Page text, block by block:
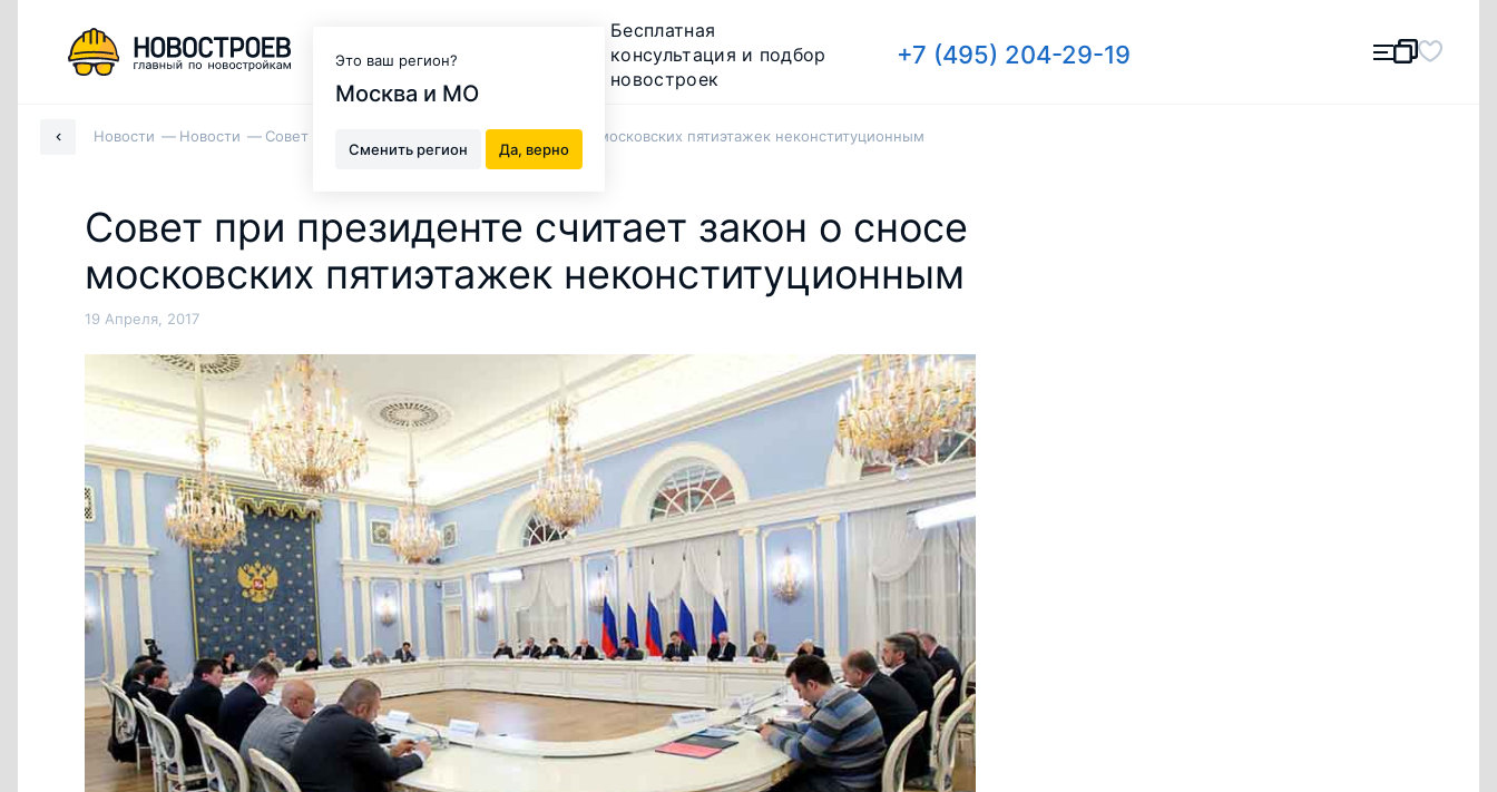
Это ваш регион?
Москва и МО
Сменить регион Да, верно
Бесплатная
консультация и подбор
новостроек
+7 (495) 204-29-19
Новости Новости Совет при президенте считает закон о сносе московских пятиэтажек неконституционным
Совет при президенте считает закон о сносе
московских пятиэтажек неконституционным
19 Апреля, 2017